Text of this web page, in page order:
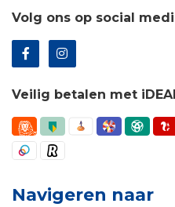
Volg ons op social
Veilig betalen met
Navigeren naar